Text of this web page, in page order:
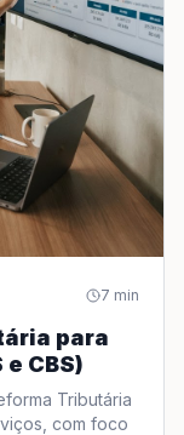
7 min
para
CBS)
Tributária
com foco